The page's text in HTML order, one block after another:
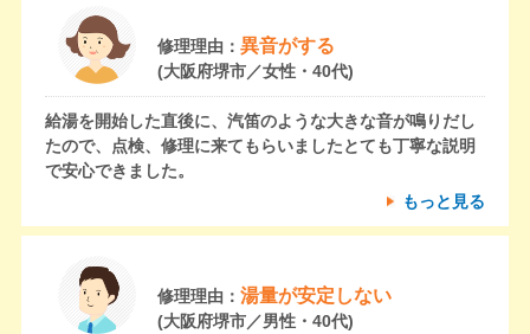
修理理由： 異音がする
(大阪府堺市／女性・40代)
給湯を開始した直後に、汽笛のような大きな音が鳴りだし
たので、点検、修理に来てもらいましたとても丁寧な説明
で安心できました。
もっと見る
修理理由： 湯量が安定しない
(大阪府堺市／男性・40代)